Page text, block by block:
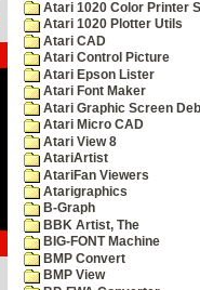
Atari 1020 Color Printer
Atari 1020 Plotter Utils
Atari CAD
Atari Control Picture
Atari Epson Lister
Atari Font Maker
Atari Graphic Screen
Atari Micro CAD
Atari View 8
AtariArtist
AtariFan Viewers
Atarigraphics
B-Graph
BBK Artist, The
BIG-FONT Machine
BMP Convert
BMP View